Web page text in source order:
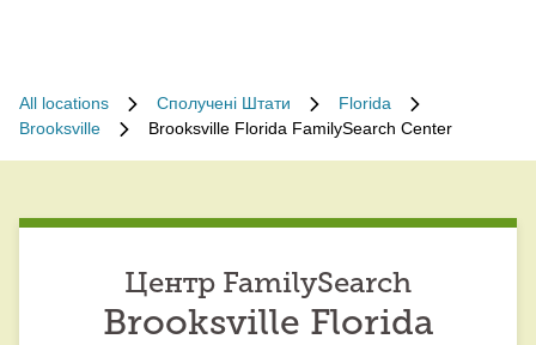
All locations Сполучені Штати
Florida
Brooksville
Brooksville Florida FamilySearch Center
Центр FamilySearch
Brooksville Florida